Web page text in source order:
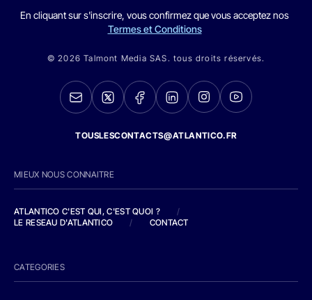
En cliquant sur s'inscrire, vous confirmez que vous acceptez nos
Termes et Conditions
© 2026 Talmont Media SAS. tous droits réservés.
TOUSLESCONTACTS@ATLANTICO.FR
MIEUX NOUS CONNAITRE
ATLANTICO C'EST QUI, C'EST QUOI ?
/
LE RESEAU D'ATLANTICO
/ CONTACT
CATEGORIES